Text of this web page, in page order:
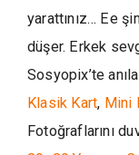
yarattınız… Ee
düşer. Erkek
Sosyopix’te
Klasik Kart, Mini
Fotoğraflarını